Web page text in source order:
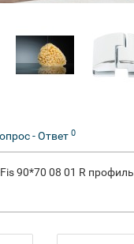
- Ответ 0
90*70 08 01 R